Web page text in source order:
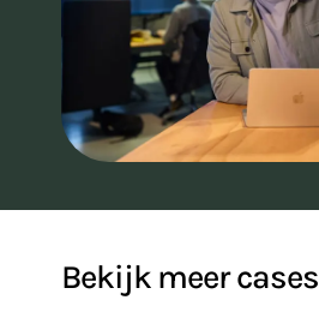
Bekijk meer cases